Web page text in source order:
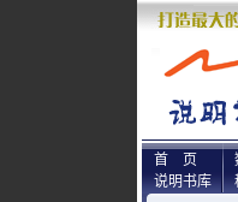
首 页
说明书库